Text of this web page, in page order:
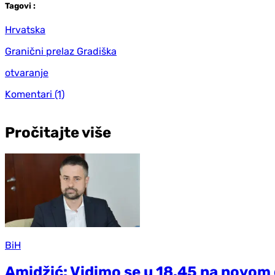
Tagovi :
Hrvatska
Granični prelaz Gradiška
otvaranje
Komentari (1)
Pročitajte više
BiH